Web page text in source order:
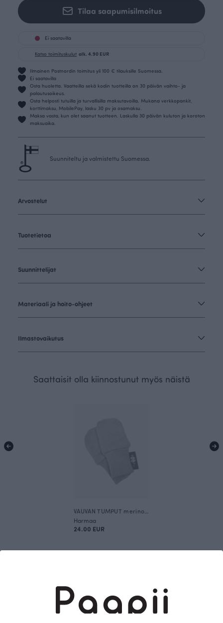
Tilaa saapumisilmoitus
Ei saatavilla
Katso toimituskulut alk. 4.90 EUR
Ilmainen Postnordin toimitus yli 100 € tilauksille Suomessa.
Ei saatavilla
Osta huoletta. Vaatteilla sekä kodin tuotteilla on 30 päivän vaihto- ja
palautusoikeus.
Osta helposti tutuilla ja turvallisilla maksutavoilla. Mukana verkkopankit,
korttimaksu, MobilePay, lasku 30 pv ja osamaksu.
Maksa vasta, kun olet saanut tuotteen. Laskulla 30 päivän kuluton ja koroton
maksuaika.
Suunniteltu ja valmistettu Suomessa.
Arvostelut
Tuotetietoa
Suunnittelijat
Materiaali ja hoito-ohjeet
Ilmastovaikutus
Saattaisit olla kiinnostunut myös näistä
Harmaa
24.00 EUR